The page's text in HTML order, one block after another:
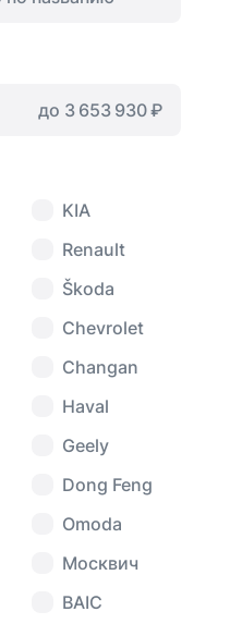
KIA
Renault
Škoda
Chevrolet
Changan
Haval
Geely
Dong Feng
Omoda
Москвич
BAIC